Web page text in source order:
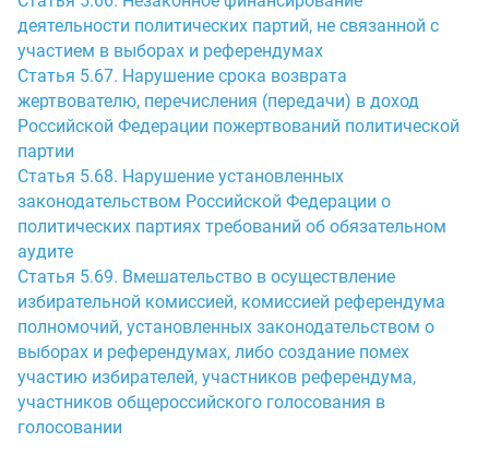
деятельности политических партий, не связанной с
участием в выборах и референдумах
Статья 5.67. Нарушение срока возврата
жертвователю, перечисления (передачи) в доход
Российской Федерации пожертвований политической
партии
Статья 5.68. Нарушение установленных
законодательством Российской Федерации о
политических партиях требований об обязательном
аудите
Статья 5.69. Вмешательство в осуществление
избирательной комиссией, комиссией референдума
полномочий, установленных законодательством о
выборах и референдумах, либо создание помех
участию избирателей, участников референдума,
участников общероссийского голосования в
голосовании